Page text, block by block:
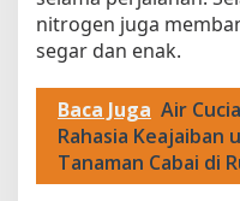
nitrogen juga
segar dan enak.
Baca Juga Air
Rahasia Keajaiban
Tanaman Cabai di